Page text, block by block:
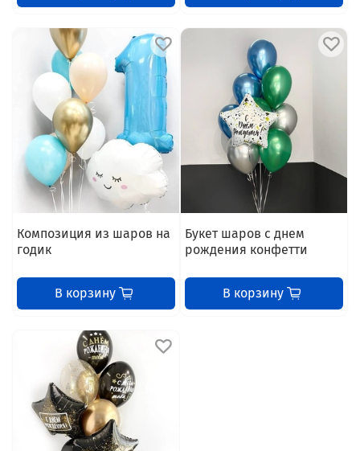
Композиция из шаров на
годик
В корзину
Букет шаров с днем
рождения конфетти
В корзину